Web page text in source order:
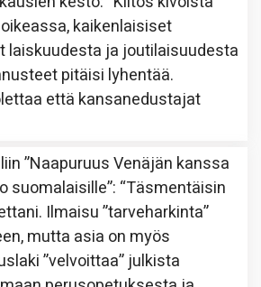
kaikenlaisiset
laiskuudesta ja joutilaisuudesta
pitäisi lyhentää.
että kansanedustajat
”Naapuruus Venäjän kanssa
suomalaisille”: “Täsmentäisin
Ilmaisu ”tarveharkinta”
mutta asia on myös
”velvoittaa” julkista